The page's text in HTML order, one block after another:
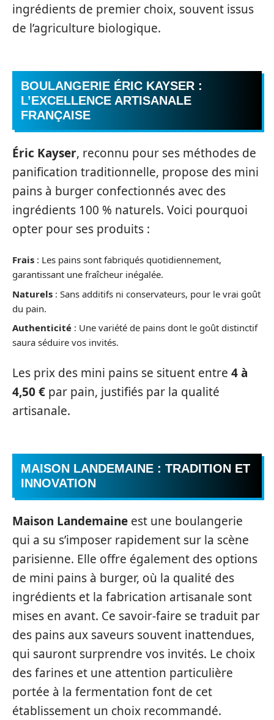
ingrédients de premier choix, souvent issus
de l’agriculture biologique.
BOULANGERIE ÉRIC KAYSER :
L’EXCELLENCE ARTISANALE
FRANÇAISE
Éric Kayser, reconnu pour ses méthodes de
panification traditionnelle, propose des mini
pains à burger confectionnés avec des
ingrédients 100 % naturels. Voici pourquoi
opter pour ses produits :
Frais : Les pains sont fabriqués quotidiennement,
garantissant une fraîcheur inégalée.
Naturels : Sans additifs ni conservateurs, pour le vrai goût
du pain.
Authenticité : Une variété de pains dont le goût distinctif
saura séduire vos invités.
Les prix des mini pains se situent entre 4 à
4,50 € par pain, justifiés par la qualité
artisanale.
MAISON LANDEMAINE : TRADITION ET
INNOVATION
Maison Landemaine est une boulangerie
qui a su s’imposer rapidement sur la scène
parisienne. Elle offre également des options
de mini pains à burger, où la qualité des
ingrédients et la fabrication artisanale sont
mises en avant. Ce savoir-faire se traduit par
des pains aux saveurs souvent inattendues,
qui sauront surprendre vos invités. Le choix
des farines et une attention particulière
portée à la fermentation font de cet
établissement un choix recommandé.